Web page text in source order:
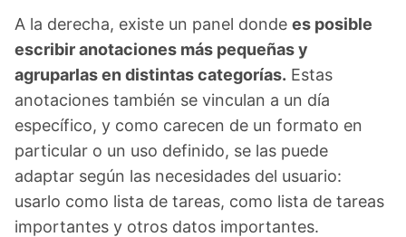
A la derecha, existe un panel donde es posible
escribir anotaciones más pequeñas y
agruparlas en distintas categorías. Estas
anotaciones también se vinculan a un día
específico, y como carecen de un formato en
particular o un uso definido, se las puede
adaptar según las necesidades del usuario:
usarlo como lista de tareas, como lista de tareas
importantes y otros datos importantes.